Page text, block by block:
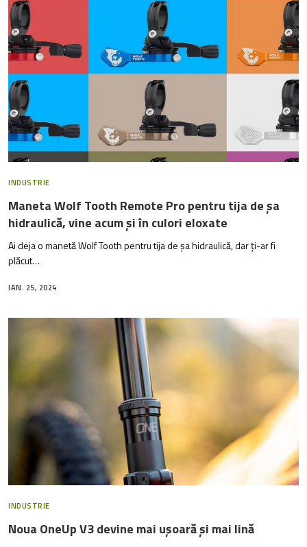
INDUSTRIE
Maneta Wolf Tooth Remote Pro pentru tija de șa
hidraulică, vine acum și în culori eloxate
Ai deja o manetă Wolf Tooth pentru tija de șa hidraulică, dar ți-ar fi
plăcut…
IAN. 25, 2024
INDUSTRIE
Noua OneUp V3 devine mai ușoară și mai lină